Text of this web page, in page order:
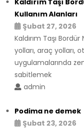
Kaldırım Taşı
Kullanım Alanları
Şubat 27, 2026
Kaldırım Taşı
yolları, araç yolları,
uygulamalarında
sabitlemek
admin
Podima ne demek
Şubat 23, 2026